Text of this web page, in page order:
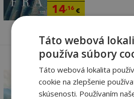
14,16€
Táto webová
používa súbory
Táto webová lokalita
cookie na zlepšenie
skúsenosti. Používaním